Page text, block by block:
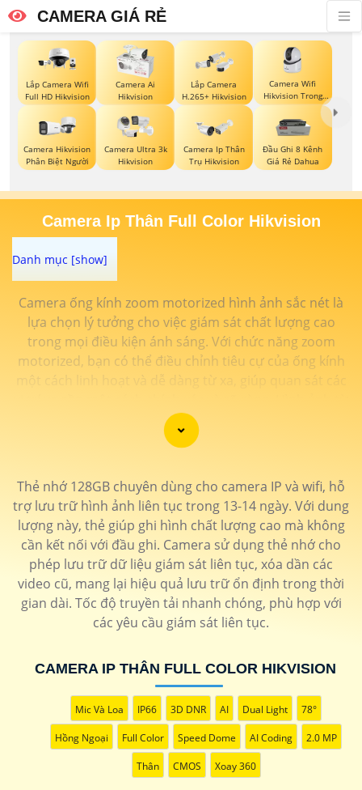
CAMERA GIÁ RẺ
Lắp Camera Wifi
Full HD Hikvision
Camera Ai
Hikvision
Lắp Camera
H.265+ Hikvision
Camera Wifi
Hikvision Trong
Nhà
Camera Hikvision
Phân Biệt Người
Camera Ultra 3k
Hikvision
Camera Ip Thân
Trụ Hikvision
Đầu Ghi 8 Kênh
Giá Rẻ Dahua
Camera Ip Thân Full Color Hikvision
Camera ống kính zoom motorized hình ảnh sắc nét là
lựa chọn lý tưởng cho việc giám sát chất lượng cao
trong mọi điều kiện ánh sáng. Với chức năng zoom
motorized, bạn có thể điều chỉnh tiêu cự của ống kính
một cách linh hoạt và dễ dàng từ xa, giúp quan sát các
camera này sắc nét và chi tiết, giúp bạn dễ dàng nhận
diện và phân biệt chi tiết trong hình ảnh.
'
Thẻ nhớ 128GB chuyên dùng cho camera IP và wifi, hỗ
trợ lưu trữ hình ảnh liên tục trong 13-14 ngày. Với dung
lượng này, thẻ giúp ghi hình chất lượng cao mà không
cần kết nối với đầu ghi. Camera sử dụng thẻ nhớ cho
phép lưu trữ dữ liệu giám sát liên tục, xóa dần các
video cũ, mang lại hiệu quả lưu trữ ổn định trong thời
gian dài. Tốc độ truyền tải nhanh chóng, phù hợp với
các yêu cầu giám sát liên tục.
CAMERA IP THÂN FULL COLOR HIKVISION
Mic Và Loa IP66 3D DNR AI Dual Light 78°
Hồng Ngoại Full Color Speed Dome AI Coding 2.0 MP
Thân CMOS Xoay 360